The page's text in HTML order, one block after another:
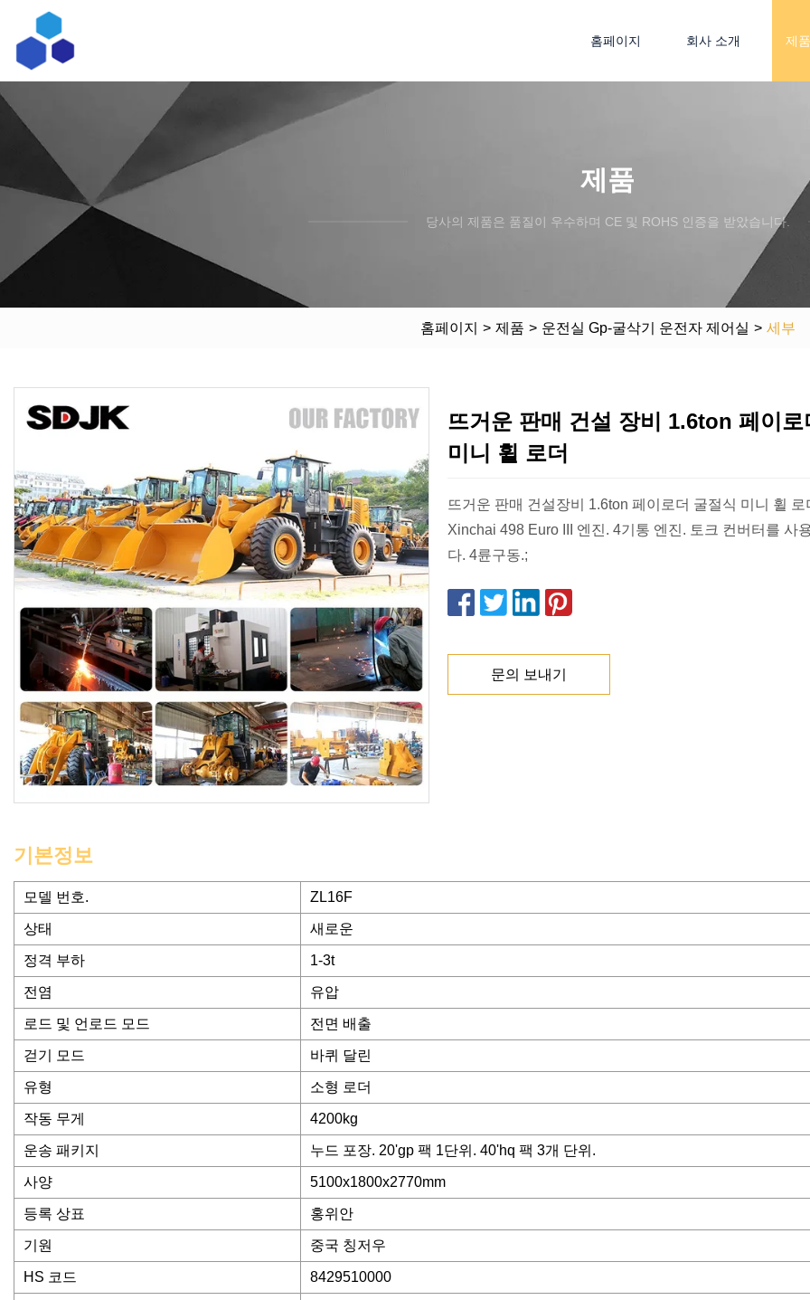
홈페이지 회사 소개 제품
제품
당사의 제품은 품질이 우수하며 CE 및 ROHS 인증을 받았습니다.
홈페이지 > 제품 > 운전실 Gp-굴삭기 운전자 제어실 > 세부
뜨거운 판매 건설 장비 1.6ton 페이로
미니 휠 로더
뜨거운 판매 건설장비 1.6ton 페이로더 굴절식 미니 휠 로
Xinchai 498 Euro III 엔진. 4기통 엔진. 토크 컨버터를 사용하면 자동입니
다. 4륜구동.;
문의 보내기
기본정보
모델 번호. ZL16F
상태 새로운
정격 부하 1-3t
전염 유압
로드 및 언로드 모드 전면 배출
걷기 모드 바퀴 달린
유형 소형 로더
작동 무게 4200kg
운송 패키지 누드 포장. 20'gp 팩 1단위. 40'hq 팩 3개 단위.
사양 5100x1800x2770mm
등록 상표 홍위안
기원 중국 칭저우
HS 코드 8429510000